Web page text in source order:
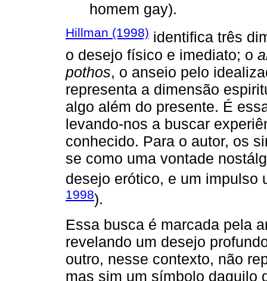
homem gay).
Hillman (1998) identifica três
o desejo físico e imediato; o
pothos, o anseio pelo
representa a dimensão
algo além do presente. É
levando-nos a buscar
conhecido. Para o autor, os
se como uma vontade
desejo erótico, e um impulso
1998).
Essa busca é marcada pela
revelando um desejo
outro, nesse contexto, não
mas sim um símbolo daquilo